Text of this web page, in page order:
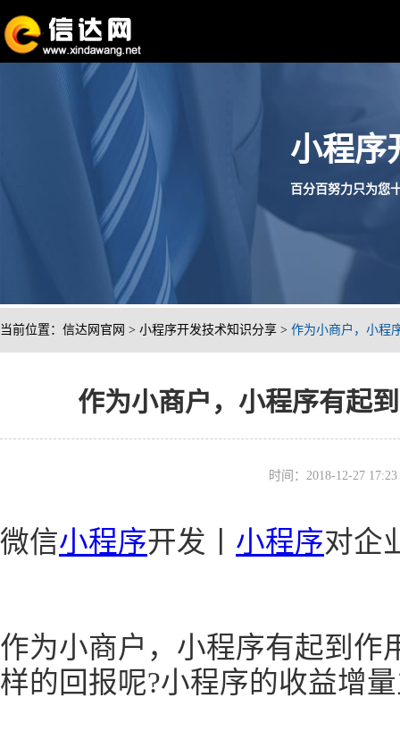
小程序
百分百努力只为您
当前位置： 信达网官网 > 小程序开发技术知识分享 > 作为小商户，小程
作为小商户，小程序有起
时间：2018-12-27
微信小程序开发丨 小程序对企
作为小商户，小程序有起到作
样的回报呢?小程序的收益增